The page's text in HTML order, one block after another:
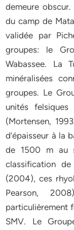
demeure
du camp de
validée par
groupes: le
Wabassee. La
minéralisées
groupes. Le
unités
(Mortensen,
d’épaisseur à la
de 1500 m au
classification
(2004), ces
Pearson,
particulièrement
SMV. Le